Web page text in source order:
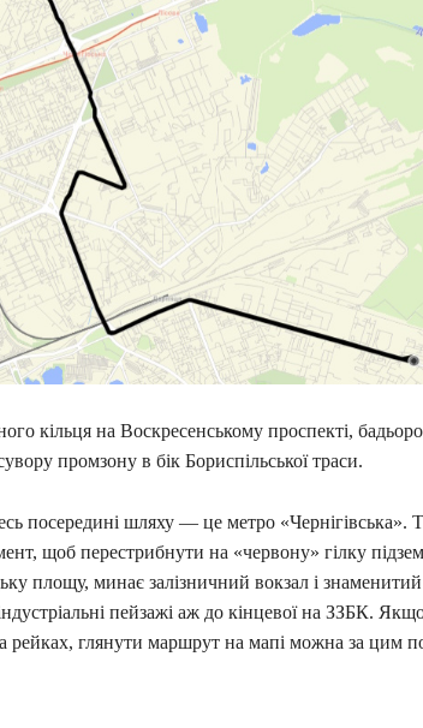
кільця на Воскресенському проспекті,
промзону в бік Бориспільської траси.
посередині шляху — це метро «Чернігівська».
щоб перестрибнути на «червону» гілку
площу, минає залізничний вокзал і
пейзажі аж до кінцевої на ЗЗБК.
рейках, глянути маршрут на мапі можна за цим